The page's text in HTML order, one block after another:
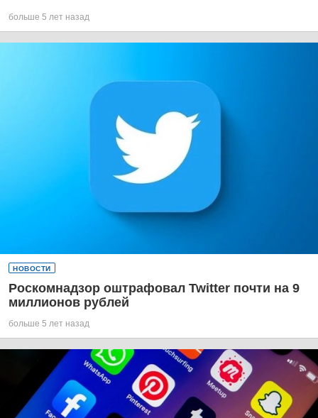
больше 5 лет назад
НОВОСТИ
Роскомнадзор оштрафовал Twitter почти на 9
миллионов рублей
больше 5 лет назад